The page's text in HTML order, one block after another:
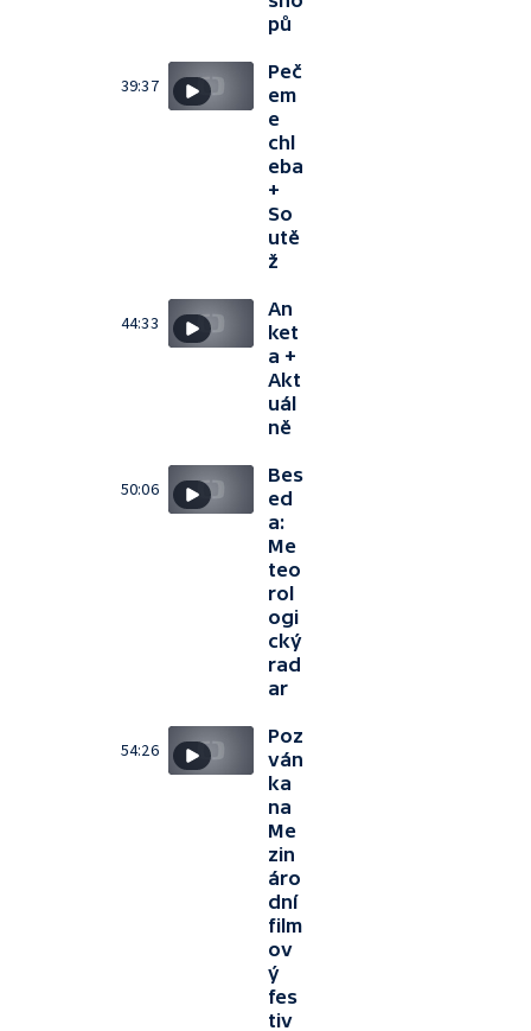
pů
39:37
Peč
em
e
chl
eba
+
So
utě
ž
44:33
An
ket
a +
Akt
uál
ně
50:06
Bes
ed
a:
Me
teo
rol
ogi
cký
rad
ar
54:26
Poz
ván
ka
na
Me
zin
áro
dní
film
ov
ý
fes
tiv